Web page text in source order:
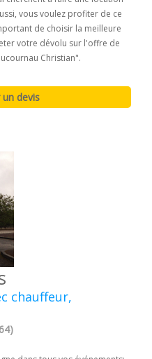
vous voulez profiter de ce
de choisir la meilleure
votre dévolu sur l'offre de
Christian".
chauffeur,